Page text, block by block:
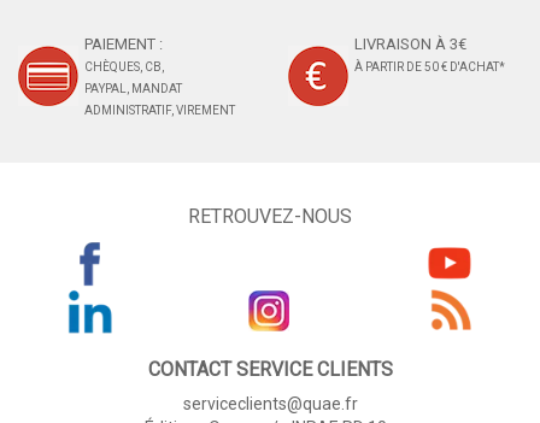
PAIEMENT :
CHÈQUES, CB,
PAYPAL, MANDAT
ADMINISTRATIF, VIREMENT
LIVRAISON À 3€
À PARTIR DE 50 € D'ACHAT*
RETROUVEZ-NOUS
CONTACT SERVICE CLIENTS
serviceclients@quae.fr